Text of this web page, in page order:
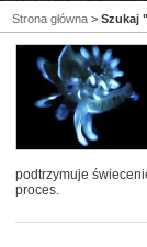
Strona główna > Szukaj
podtrzymuje
proces.